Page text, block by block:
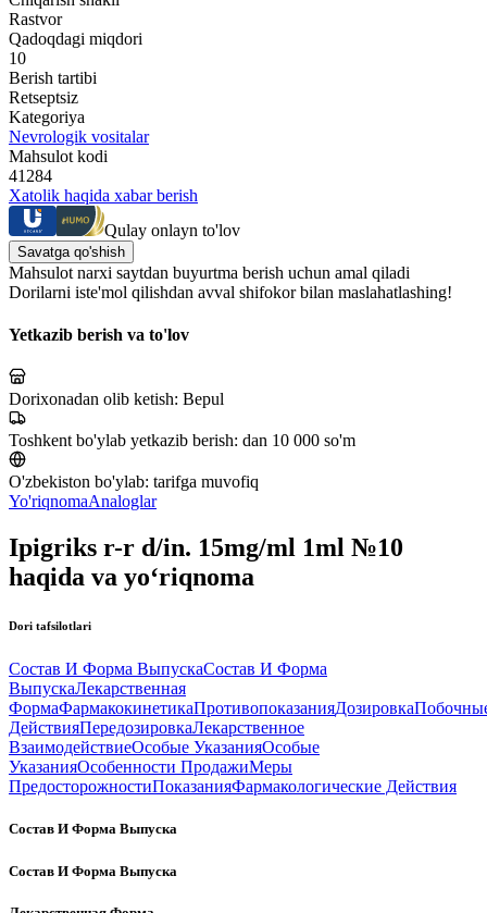
Rastvor
Qadoqdagi miqdori
10
Berish tartibi
Retseptsiz
Kategoriya
Nevrologik vositalar
Mahsulot kodi
41284
Xatolik haqida xabar berish
Qulay onlayn to'lov
Savatga qo'shish
Mahsulot narxi saytdan buyurtma berish uchun amal qiladi
Dorilarni iste'mol qilishdan avval shifokor bilan maslahatlashing!
Yetkazib berish va to'lov
Dorixonadan olib ketish: Bepul
Toshkent bo'ylab yetkazib berish: dan 10 000 so'm
O'zbekiston bo'ylab: tarifga muvofiq
Yo'riqnomaAnaloglar
Ipigriks r-r d/in. 15mg/ml 1ml №10
haqida va yo‘riqnoma
Dori tafsilotlari
Состав И Форма ВыпускаСостав И Форма
ВыпускаЛекарственная
ФормаФармакокинетикаПротивопоказанияДозировка
ДействияПередозировкаЛекарственное
ВзаимодействиеОсобые УказанияОсобые
УказанияОсобенности ПродажиМеры
ПредосторожностиПоказанияФармакологические Действия
Состав И Форма Выпуска
Состав И Форма Выпуска